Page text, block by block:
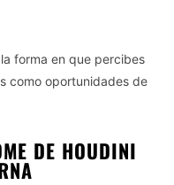
forma en que percibes
como oportunidades de
DE HOUDINI